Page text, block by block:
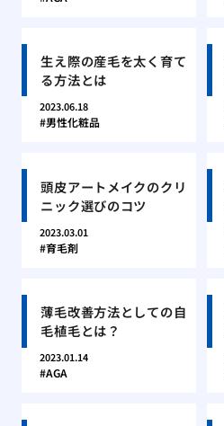
生え際の産毛を太く育て
る方法とは
2023.06.18
男性化粧品
頭皮アートメイクのクリ
ニック選びのコツ
2023.03.01
育毛剤
薄毛改善方法としての自
毛植毛とは？
2023.01.14
AGA